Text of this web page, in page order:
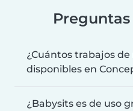
¿Cuántos trabajos
disponibles en
¿Babysits es de uso